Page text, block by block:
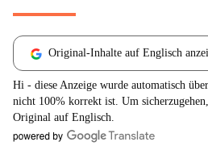
Original-Inhalte auf Englisch
Hi - diese Anzeige wurde automatisch
nicht 100% korrekt ist. Um
Original auf Englisch.